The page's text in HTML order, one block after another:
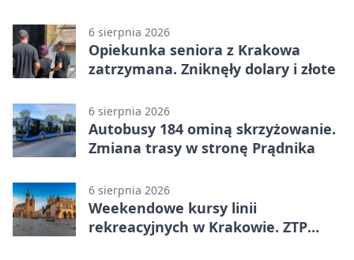
6 sierpnia 2026
Opiekunka seniora z Krakowa
zatrzymana. Zniknęły dolary i złote
6 sierpnia 2026
Autobusy 184 ominą skrzyżowanie.
Zmiana trasy w stronę Prądnika
6 sierpnia 2026
Weekendowe kursy linii
rekreacyjnych w Krakowie. ZTP